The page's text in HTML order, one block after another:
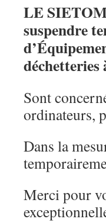
LE
suspendre
Sont
ordinateurs,
Dans la
Merci pour